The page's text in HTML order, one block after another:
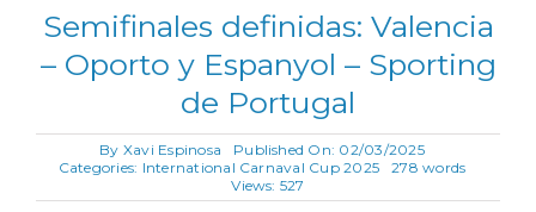
Contacto
Semifinales definidas: Valencia
– Oporto y Espanyol – Sporting
de Portugal
By Xavi Espinosa
Published On: 02/03/2025
Categories: International Carnaval Cup 2025
278 words
Views: 527